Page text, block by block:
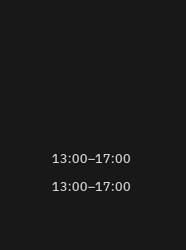
13:00–17:00
13:00–17:00